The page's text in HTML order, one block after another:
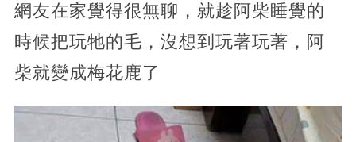
網友在家覺得很無聊，就趁阿柴睡覺的
時候把玩牠的毛，沒想到玩著玩著，阿
柴就變成梅花鹿了